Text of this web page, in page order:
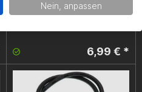
Zündkerzenstecker NGK, schwarz,
90° gewinkelt, LB10F
6,99 € *
Nein, anpassen